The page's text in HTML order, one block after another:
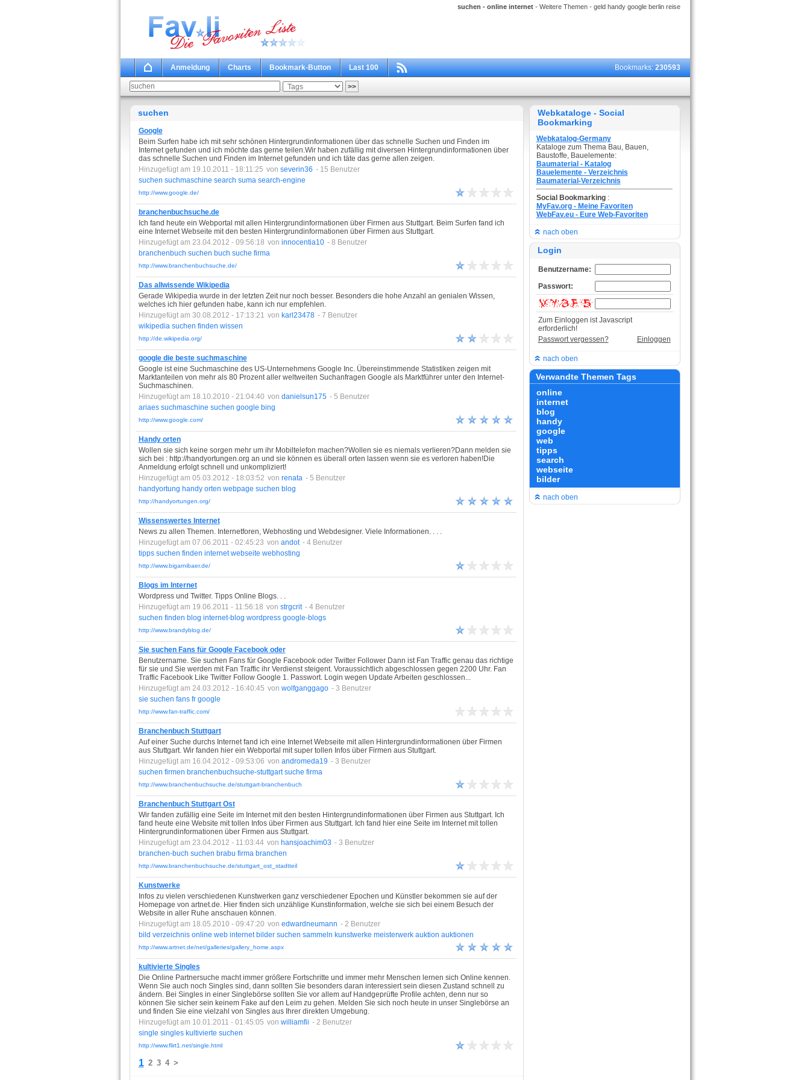
suchen - online internet- Weitere Themen - geld handy google berlin reise
Anmeldung Charts Bookmark-Button Last 100 Bookmarks:230593
suchen
Google
Beim Surfen habe ich mit sehr schönen Hintergrundinformationen über das schnelle Suchen und Finden im
Internet gefunden und ich möchte das gerne teilen.Wir haben zufällig mit diversen Hintergrundinformationen über
das schnelle Suchen und Finden im Internet gefunden und ich täte das gerne allen zeigen.
Hinzugefügt am 19.10.2011 - 18:11:25 von severin36 - 15 Benutzer
suchen suchmaschine search suma search-engine
http://www.google.de/
branchenbuchsuche.de
Ich fand heute ein Webportal mit allen Hintergrundinformationen über Firmen aus Stuttgart. Beim Surfen fand ich
eine Internet Webseite mit den besten Hintergrundinformationen über Firmen aus Stuttgart.
Hinzugefügt am 23.04.2012 - 09:56:18 von innocentia10 - 8 Benutzer
branchenbuch suchen buch suche firma
http://www.branchenbuchsuche.de/
Das allwissende Wikipedia
Gerade Wikipedia wurde in der letzten Zeit nur noch besser. Besonders die hohe Anzahl an genialen Wissen,
welches ich hier gefunden habe, kann ich nur empfehlen.
Hinzugefügt am 30.08.2012 - 17:13:21 von karl23478 - 7 Benutzer
wikipedia suchen finden wissen
http://de.wikipedia.org/
google die beste suchmaschine
Google ist eine Suchmaschine des US-Unternehmens Google Inc. Übereinstimmende Statistiken zeigen mit
Marktanteilen von mehr als 80 Prozent aller weltweiten Suchanfragen Google als Marktführer unter den Internet-
Suchmaschinen.
Hinzugefügt am 18.10.2010 - 21:04:40 von danielsun175 - 5 Benutzer
ariaes suchmaschine suchen google bing
http://www.google.com/
Handy orten
Wollen sie sich keine sorgen mehr um ihr Mobiltelefon machen?Wollen sie es niemals verlieren?Dann melden sie
sich bei : http://handyortungen.org an und sie können es überall orten lassen wenn sie es verloren haben!Die
Anmeldung erfolgt schnell und unkompliziert!
Hinzugefügt am 05.03.2012 - 18:03:52 von renata - 5 Benutzer
handyortung handy orten webpage suchen blog
http://handyortungen.org/
Wissenswertes Internet
News zu allen Themen. Internetforen, Webhosting und Webdesigner. Viele Informationen. . . .
Hinzugefügt am 07.06.2011 - 02:45:23 von andot - 4 Benutzer
tipps suchen finden internet webseite webhosting
http://www.bigarnibaer.de/
Blogs im Internet
Wordpress und Twitter. Tipps Online Blogs. . .
Hinzugefügt am 19.06.2011 - 11:56:18 von strgcrit - 4 Benutzer
suchen finden blog internet-blog wordpress google-blogs
http://www.brandyblog.de/
Sie suchen Fans für Google Facebook oder
Benutzername. Sie suchen Fans für Google Facebook oder Twitter Follower Dann ist Fan Traffic genau das richtige
für sie und Sie werden mit Fan Traffic ihr Verdienst steigent. Voraussichtlich abgeschlossen gegen 2200 Uhr. Fan
Traffic Facebook Like Twitter Follow Google 1. Passwort. Login wegen Update Arbeiten geschlossen...
Hinzugefügt am 24.03.2012 - 16:40:45 von wolfganggago - 3 Benutzer
sie suchen fans fr google
http://www.fan-traffic.com/
Branchenbuch Stuttgart
Auf einer Suche durchs Internet fand ich eine Internet Webseite mit allen Hintergrundinformationen über Firmen
aus Stuttgart. Wir fanden hier ein Webportal mit super tollen Infos über Firmen aus Stuttgart.
Hinzugefügt am 16.04.2012 - 09:53:06 von andromeda19 - 3 Benutzer
suchen firmen branchenbuchsuche-stuttgart suche firma
http://www.branchenbuchsuche.de/stuttgart-branchenbuch
Branchenbuch Stuttgart Ost
Wir fanden zufällig eine Seite im Internet mit den besten Hintergrundinformationen über Firmen aus Stuttgart. Ich
fand heute eine Website mit tollen Infos über Firmen aus Stuttgart. Ich fand hier eine Seite im Internet mit tollen
Hintergrundinformationen über Firmen aus Stuttgart.
Hinzugefügt am 23.04.2012 - 11:03:44 von hansjoachim03 - 3 Benutzer
branchen-buch suchen brabu firma branchen
http://www.branchenbuchsuche.de/stuttgart_ost_stadtteil
Kunstwerke
Infos zu vielen verschiedenen Kunstwerken ganz verschiedener Epochen und Künstler bekommen sie auf der
Homepage von artnet.de. Hier finden sich unzählige Kunstinformation, welche sie sich bei einem Besuch der
Website in aller Ruhe anschauen können.
Hinzugefügt am 18.05.2010 - 09:47:20 von edwardneumann - 2 Benutzer
bild verzeichnis online web internet bilder suchen sammeln kunstwerke meisterwerk auktion auktionen
http://www.artnet.de/net/galleries/gallery_home.aspx
kultivierte Singles
Die Online Partnersuche macht immer größere Fortschritte und immer mehr Menschen lernen sich Online kennen.
Wenn Sie auch noch Singles sind, dann sollten Sie besonders daran interessiert sein diesen Zustand schnell zu
ändern. Bei Singles in einer Singlebörse sollten Sie vor allem auf Handgeprüfte Profile achten, denn nur so
können Sie sicher sein keinem Fake auf den Leim zu gehen. Melden Sie sich noch heute in unser Singlebörse an
und finden Sie eine vielzahl von Singles aus Ihrer direkten Umgebung.
Hinzugefügt am 10.01.2011 - 01:45:05 von williamfii - 2 Benutzer
single singles kultivierte suchen
http://www.flirt1.net/single.html
1 2 3 4 >
Webkataloge - Social
Bookmarking
Webkatalog-Germany
Kataloge zum Thema Bau, Bauen,
Baustoffe, Bauelemente:
Baumaterial - Katalog
Bauelemente - Verzeichnis
Baumaterial-Verzeichnis
Social Bookmarking :
MyFav.org - Meine Favoriten
WebFav.eu - Eure Web-Favoriten
nach oben
Login
Benutzername:
Passwort:
Zum Einloggen ist Javascript
erforderlich!
Passwort vergessen?
Einloggen
nach oben
Verwandte Themen Tags
online
internet
blog
handy
google
web
tipps
search
webseite
bilder
nach oben